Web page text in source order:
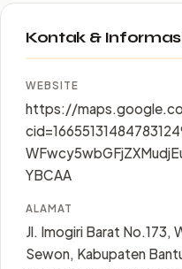
Kontak &
WEBSITE
https://
YBCAA
ALAMAT
Jl. Imogiri Barat No.173,
Sewon, Kabupaten